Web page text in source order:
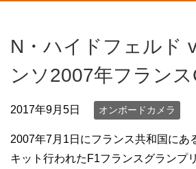
N・ハイドフェルド
ンソ2007年フラン
2017年9月5日 オンボードカメラ
2007年7月1日にフランス共和国にあ
キット行われたF1フランスグランプ